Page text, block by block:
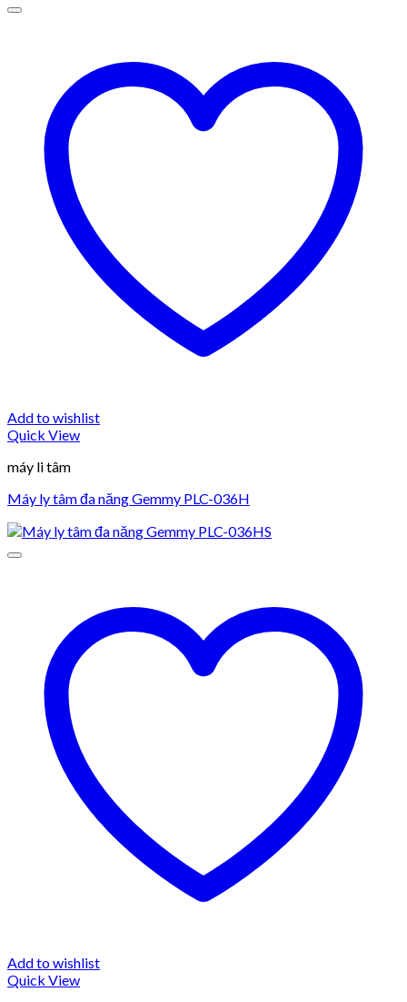
Add to wishlist
Quick View
máy li tâm
Máy ly tâm đa năng Gemmy PLC-036H
Add to wishlist
Quick View